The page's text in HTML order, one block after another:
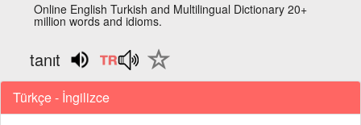
Online English Turkish and Multilingual Dictionary 20+
million words and idioms.
tanıt
Türkçe - İngilizce